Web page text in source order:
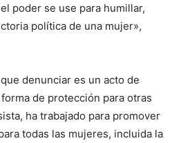
poder se use para humillar,
política de una mujer»,
denunciar es un acto de
de protección para otras
ha trabajado para promover
todas las mujeres, incluida la